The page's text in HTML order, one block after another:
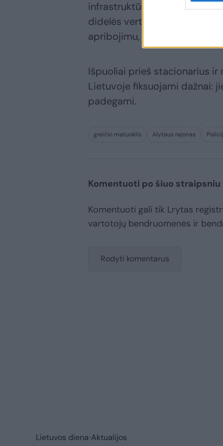
infrastruktūrą sudarantį turtą
didelės vertės svetimą turtą,
apribojimu, arba areštu, arba
Išpuoliai prieš stacionarius
Lietuvoje fiksuojami dažnai:
padegami.
greičio matuoklis Alytaus rajonas
Komentuoti po šiuo straipsniu
Komentuoti gali tik Lrytas
vartotojų bendruomenės ir
Rodyti komentarus
Lietuvos diena Aktualijos